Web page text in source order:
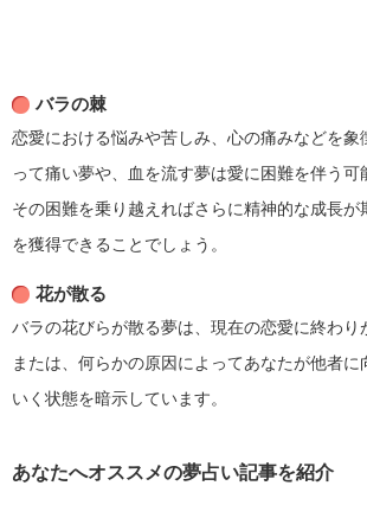
バラの棘
恋愛における悩みや苦しみ、心の痛みなどを象
って痛い夢や、血を流す夢は愛に困難を伴う可
その困難を乗り越えればさらに精神的な成長が
を獲得できることでしょう。
花が散る
バラの花びらが散る夢は、現在の恋愛に終わり
または、何らかの原因によってあなたが他者に
いく状態を暗示しています。
あなたへオススメの夢占い記事を紹介